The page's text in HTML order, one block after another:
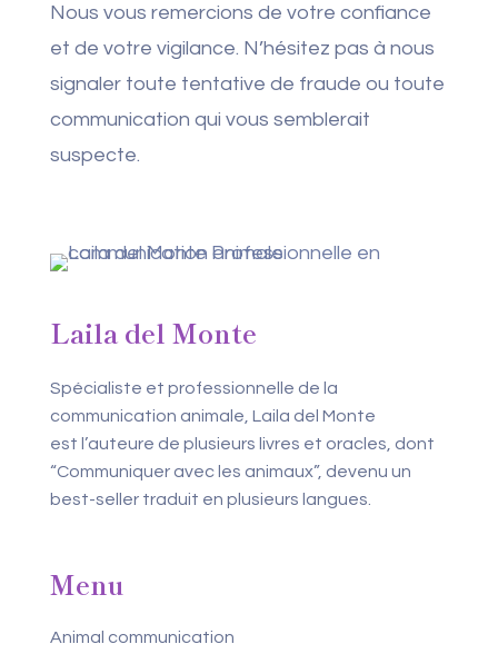
Nous vous remercions de votre confiance
et de votre vigilance. N’hésitez pas à nous
signaler toute tentative de fraude ou toute
communication qui vous semblerait
suspecte.
Laila del Monte
Spécialiste et professionnelle de la
communication animale, Laila del Monte
est l’auteure de plusieurs livres et oracles, dont
“Communiquer avec les animaux”, devenu un
best-seller traduit en plusieurs langues.
Menu
Animal communication